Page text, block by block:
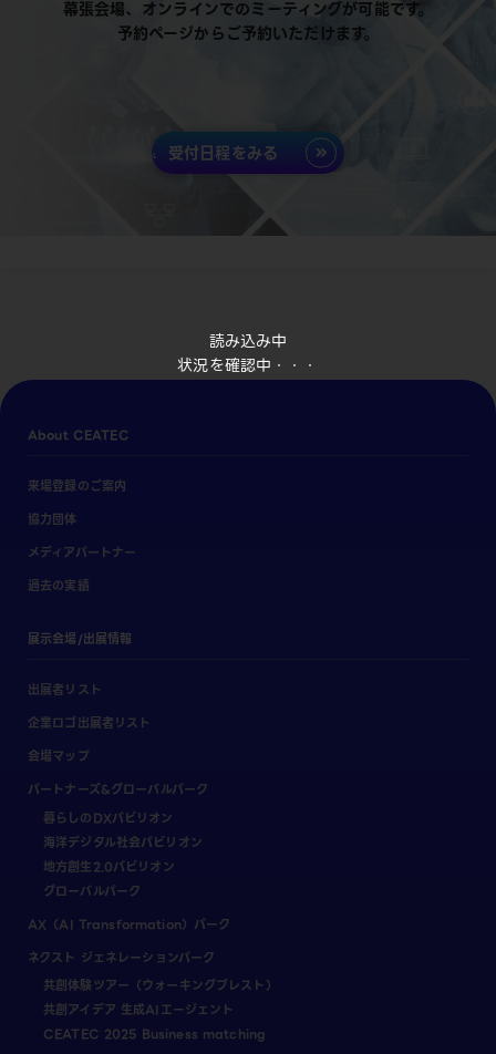
読み込み中
状況を確認中・・・
幕張会場、オンラインでのミーティングが可能です。
予約ページからご予約いただけます。
受付日程をみる
About CEATEC
来場登録のご案内
協力団体
メディアパートナー
過去の実績
展示会場/出展情報
出展者リスト
企業ロゴ出展者リスト
会場マップ
パートナーズ&グローバルパーク
暮らしのDXパビリオン
海洋デジタル社会パビリオン
地方創生2.0パビリオン
グローバルパーク
AX（AI Transformation）パーク
ネクスト ジェネレーションパーク
共創体験ツアー（ウォーキングブレスト）
共創アイデア 生成AIエージェント
CEATEC 2025 Business matching